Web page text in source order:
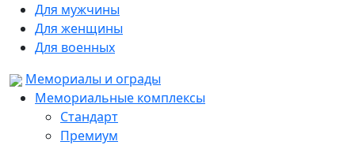
Для мужчины
Для женщины
Для военных
Мемориалы и ограды
Мемориальные комплексы
Стандарт
Премиум